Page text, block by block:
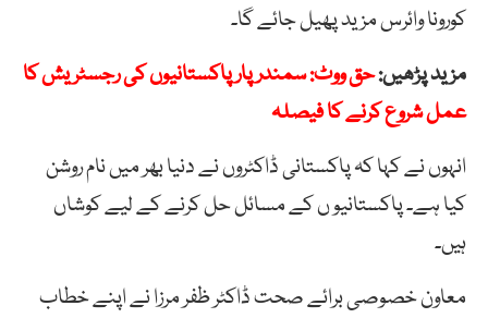
کورونا وائرس مزید پھیل جائے گا۔
مزید پڑھیں:حق ووٹ: سمندر پار پاکستانیوں کی رجسٹریش کا
عمل شروع کرنے کا فیصلہ
انہوں نے کہا کہ پاکستانی ڈاکٹروں نے دنیا بھر میں نام روشن
کیا ہے۔ پاکستانیو ں کے مسائل حل کرنے کے لیے کوشاں
ہیں۔
معاون خصوصی برائے صحت ڈاکٹر ظفر مرزا نے اپنے خطاب